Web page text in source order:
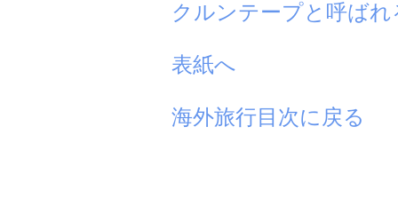
クルンテープと呼ばれ
表紙へ
海外旅行目次に戻る